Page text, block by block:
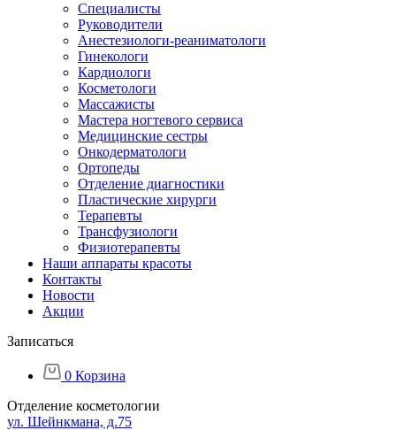
Специалисты
Руководители
Анестезиологи-реаниматологи
Гинекологи
Кардиологи
Косметологи
Массажисты
Мастера ногтевого сервиса
Медицинские сестры
Онкодерматологи
Ортопеды
Отделение диагностики
Пластические хирурги
Терапевты
Трансфузиологи
Физиотерапевты
Наши аппараты красоты
Контакты
Новости
Акции
Записаться
0 Корзина
Отделение косметологии
ул. Шейнкмана, д.75